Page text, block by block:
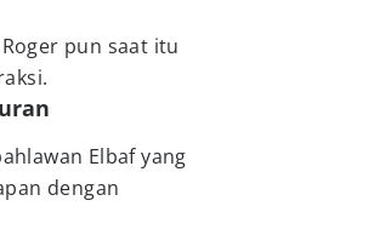
pun saat itu
Elbaf yang
dengan